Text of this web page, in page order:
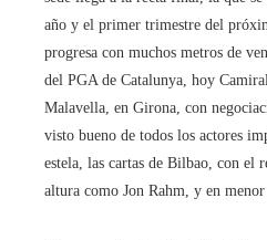
año y el primer trimestre del
progresa con muchos metros de
del PGA de Catalunya, hoy
Malavella, en Girona, con
visto bueno de todos los actores
estela, las cartas de Bilbao, con el
altura como Jon Rahm, y en